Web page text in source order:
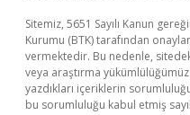
Sitemiz, 5651 Sayılı Kanun
Kurumu (BTK) tarafından
vermektedir. Bu nedenle,
veya araştırma
yazdıkları içeriklerin
bu sorumluluğu kabul etmiş